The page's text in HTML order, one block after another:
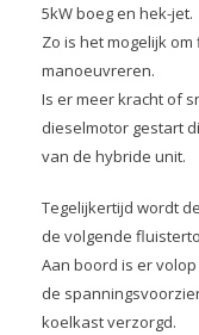
5kW boeg en hek-jet.
Zo is het mogelijk
manoeuvreren.
Is er meer kracht of
dieselmotor gestart
van de hybride unit.
Tegelijkertijd wordt
de volgende
Aan boord is er
de
koelkast verzorgd.